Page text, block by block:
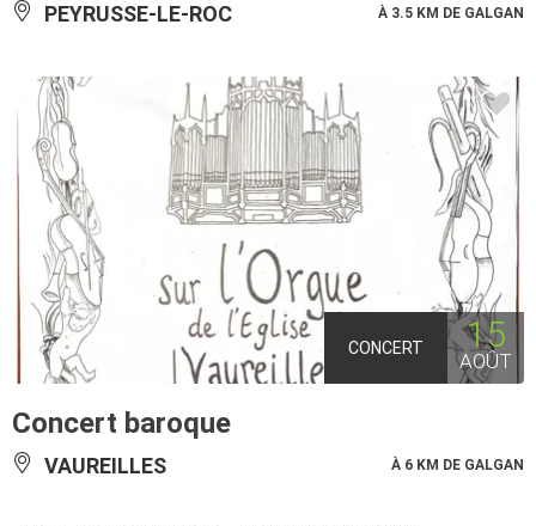
PEYRUSSE-LE-ROC À 3.5 KM DE GALGAN
CONCERT 15
AOÛT
Concert baroque
VAUREILLES À 6 KM DE GALGAN